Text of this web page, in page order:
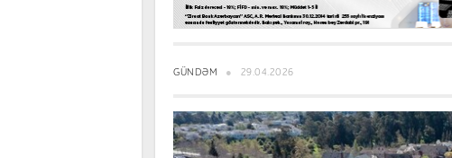
GÜNDƏM 29.04.2026